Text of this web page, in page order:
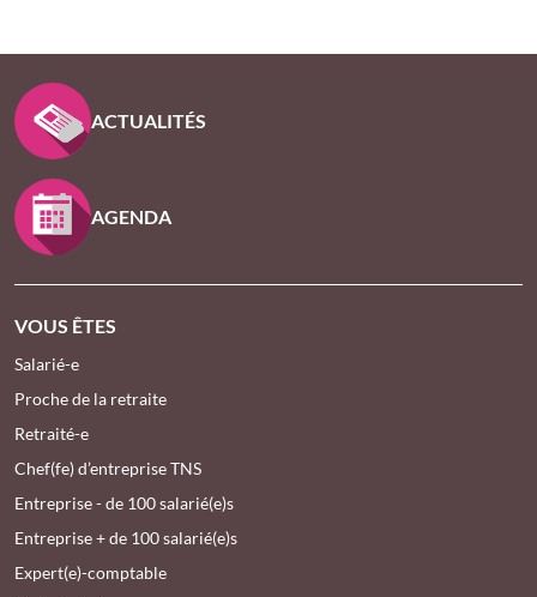
PIED DE PAGE KLESIA - ASSUREUR D’INTÉRÊT
ACTUALITÉS
AGENDA
VOUS ÊTES
Salarié-e
Proche de la retraite
Retraité-e
Chef(fe) d’entreprise TNS
Entreprise - de 100 salarié(e)s
Entreprise + de 100 salarié(e)s
Expert(e)-comptable